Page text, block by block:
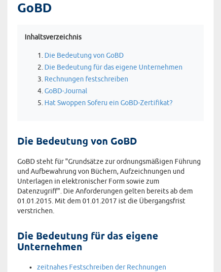
GoBD
Inhaltsverzeichnis
Die Bedeutung von GoBD
Die Bedeutung für das eigene Unternehmen
Rechnungen festschreiben
GoBD-Journal
Hat Swoppen Soferu ein GoBD-Zertifikat?
Die Bedeutung von GoBD
GoBD steht für "Grundsätze zur ordnungsmäßigen Führung
und Aufbewahrung von Büchern, Aufzeichnungen und
Unterlagen in elektronischer Form sowie zum
Datenzugriff". Die Anforderungen gelten bereits ab dem
01.01.2015. Mit dem 01.01.2017 ist die Übergangsfrist
verstrichen.
Die Bedeutung für das eigene
Unternehmen
zeitnahes Festschreiben der Rechnungen